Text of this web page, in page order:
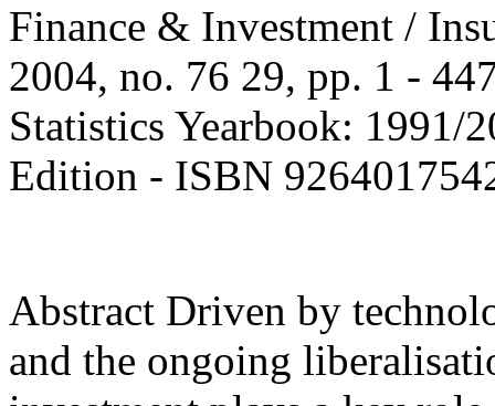
Finance & Investment /
2004, no. 76 29, pp. 1 -
Statistics Yearbook: 1991/
Edition - ISBN
Abstract Driven by
and the ongoing